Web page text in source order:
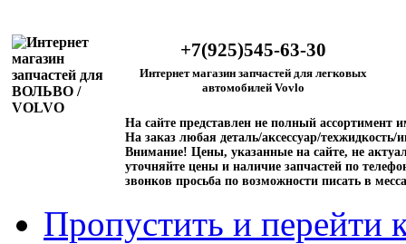
+7(925)545-63-30
Интернет магазин запчастей для легковых
автомобилей Vovlo
На сайте представлен не полный ассортимент
На заказ любая деталь/аксессуар/техжидкость/
Внимание! Цены, указанные на сайте, не
уточняйте цены и наличие запчастей по
звонков просьба по возможности писать в
Пропустить и перейти